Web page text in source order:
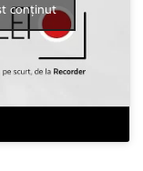
conținut